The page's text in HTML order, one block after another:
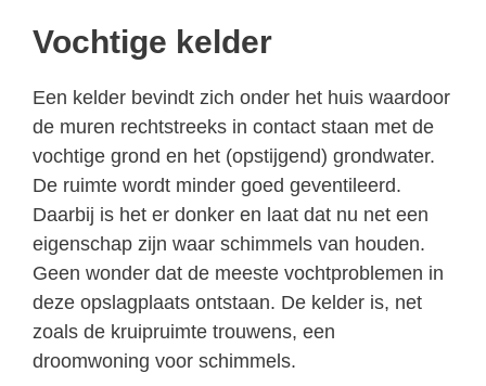
Vochtige kelder
Een kelder bevindt zich onder het huis waardoor
de muren rechtstreeks in contact staan met de
vochtige grond en het (opstijgend) grondwater.
De ruimte wordt minder goed geventileerd.
Daarbij is het er donker en laat dat nu net een
eigenschap zijn waar schimmels van houden.
Geen wonder dat de meeste vochtproblemen in
deze opslagplaats ontstaan. De kelder is, net
zoals de kruipruimte trouwens, een
droomwoning voor schimmels.